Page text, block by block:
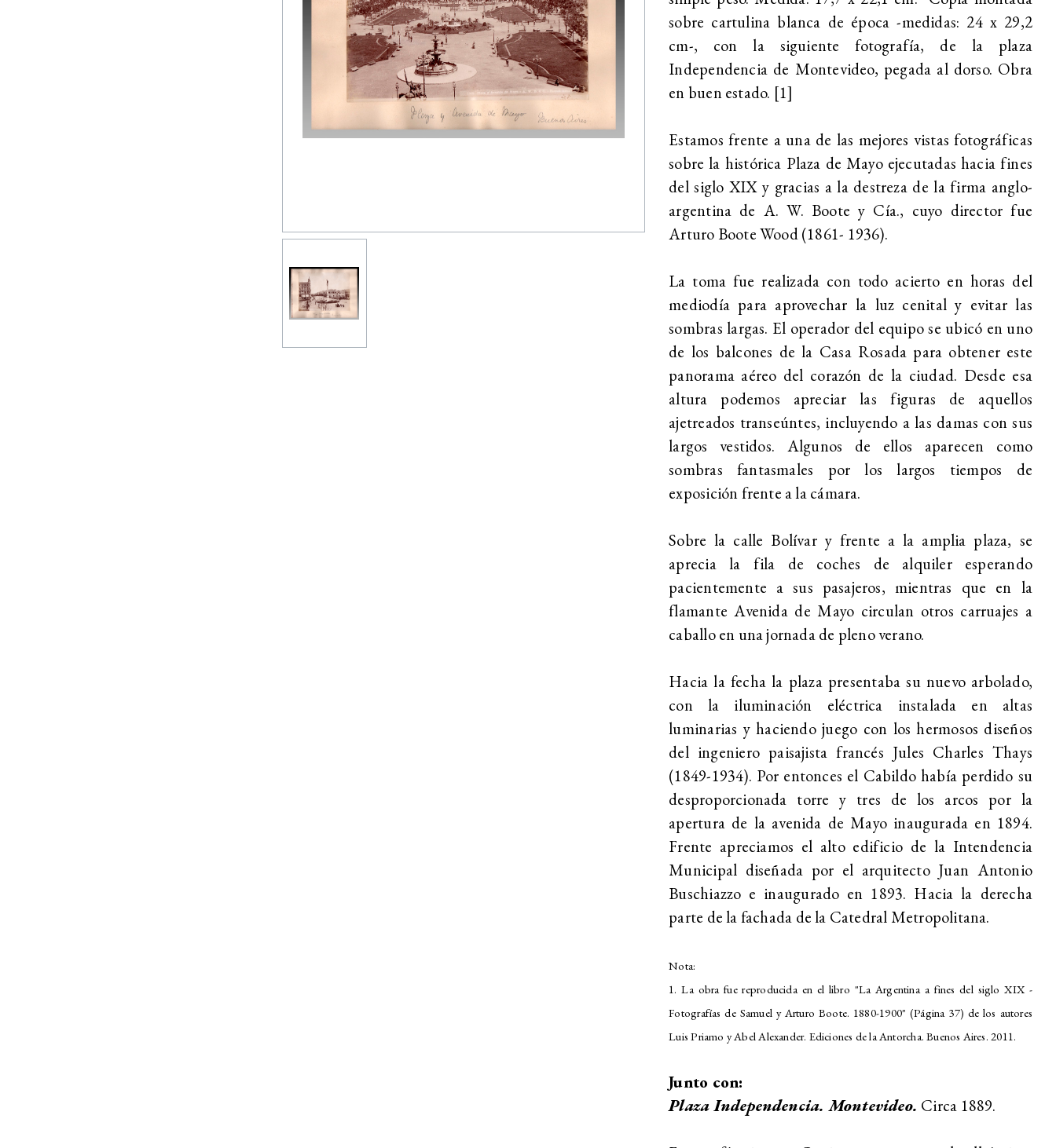
sobre cartulina blanca de época -medidas: 24 x 29,2
cm-, con la siguiente fotografía, de la plaza
Independencia de Montevideo, pegada al dorso. Obra
en buen estado. [1]
Estamos frente a una de las mejores vistas fotográficas
sobre la histórica Plaza de Mayo ejecutadas hacia fines
del siglo XIX y gracias a la destreza de la firma anglo-
argentina de A. W. Boote y Cía., cuyo director fue
Arturo Boote Wood (1861- 1936).
La toma fue realizada con todo acierto en horas del
mediodía para aprovechar la luz cenital y evitar las
sombras largas. El operador del equipo se ubicó en uno
de los balcones de la Casa Rosada para obtener este
panorama aéreo del corazón de la ciudad. Desde esa
altura podemos apreciar las figuras de aquellos
ajetreados transeúntes, incluyendo a las damas con sus
largos vestidos. Algunos de ellos aparecen como
sombras fantasmales por los largos tiempos de
exposición frente a la cámara.
Sobre la calle Bolívar y frente a la amplia plaza, se
aprecia la fila de coches de alquiler esperando
pacientemente a sus pasajeros, mientras que en la
flamante Avenida de Mayo circulan otros carruajes a
caballo en una jornada de pleno verano.
Hacia la fecha la plaza presentaba su nuevo arbolado,
con la iluminación eléctrica instalada en altas
luminarias y haciendo juego con los hermosos diseños
del ingeniero paisajista francés Jules Charles Thays
(1849-1934). Por entonces el Cabildo había perdido su
desproporcionada torre y tres de los arcos por la
apertura de la avenida de Mayo inaugurada en 1894.
Frente apreciamos el alto edificio de la Intendencia
Municipal diseñada por el arquitecto Juan Antonio
Buschiazzo e inaugurado en 1893. Hacia la derecha
parte de la fachada de la Catedral Metropolitana.
Nota:
1. La obra fue reproducida en el libro "La Argentina a fines del siglo XIX -
Fotografías de Samuel y Arturo Boote. 1880-1900" (Página 37) de los autores
Luis Priamo y Abel Alexander. Ediciones de la Antorcha. Buenos Aires. 2011.
Junto con:
Plaza Independencia. Montevideo. Circa 1889.